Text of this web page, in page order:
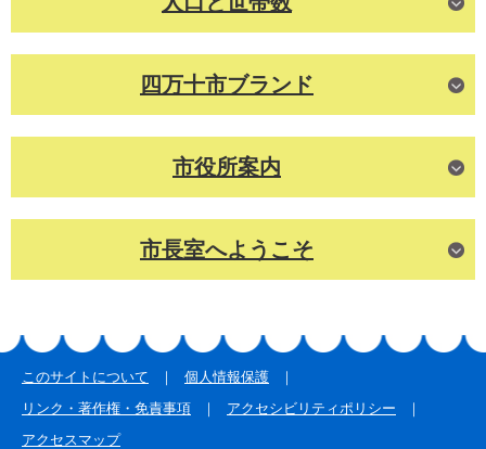
四万十市ブランド
市役所案内
市長室へようこそ
このサイトについて
個人情報保護
リンク・著作権・免責事項
アクセシビリティポリシー
アクセスマップ